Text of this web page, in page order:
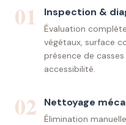
01 Inspection &
Évaluation
végétaux, surface
présence de
accessibilité.
02 Nettoyage
Élimination